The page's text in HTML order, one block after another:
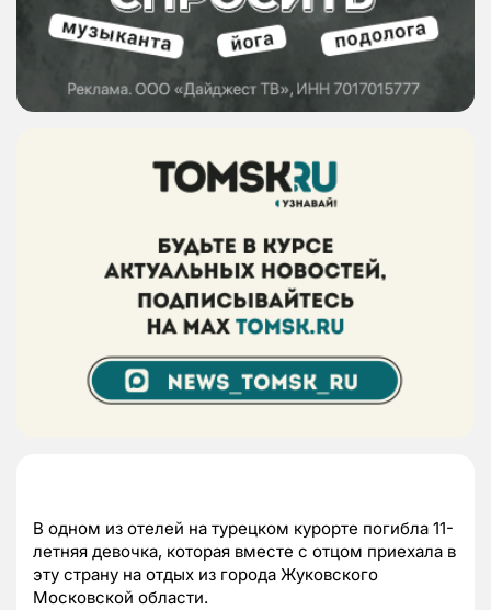
В одном из отелей на турецком курорте погибла 11-
летняя девочка, которая вместе с отцом приехала в
эту страну на отдых из города Жуковского
Московской области.